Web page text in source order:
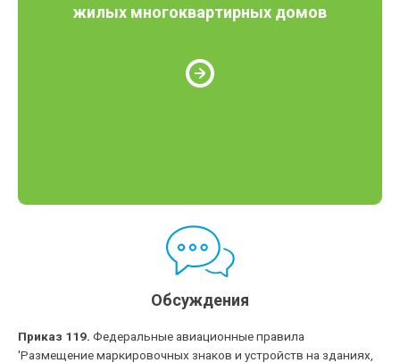
жилых многоквартирных домов
Обсуждения
Приказ 119. Федеральные авиационные правила
'Размещение маркировочных знаков и устройств на зданиях,